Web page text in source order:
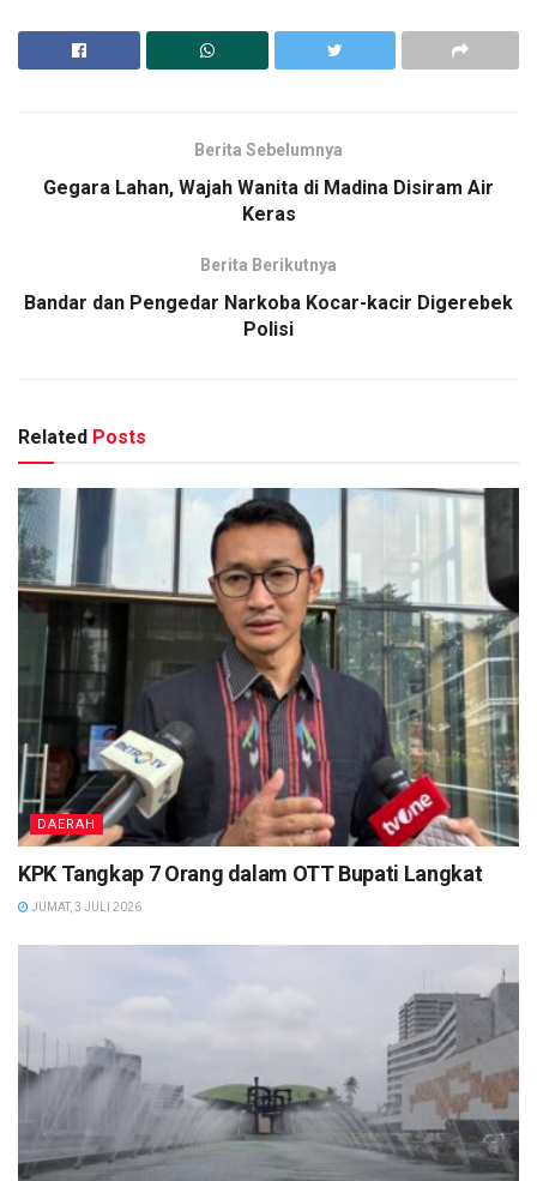
Berita Sebelumnya
Gegara Lahan, Wajah Wanita di Madina Disiram Air
Keras
Berita Berikutnya
Bandar dan Pengedar Narkoba Kocar-kacir Digerebek
Polisi
Related Posts
DAERAH
KPK Tangkap 7 Orang dalam OTT Bupati Langkat
JUMAT, 3 JULI 2026